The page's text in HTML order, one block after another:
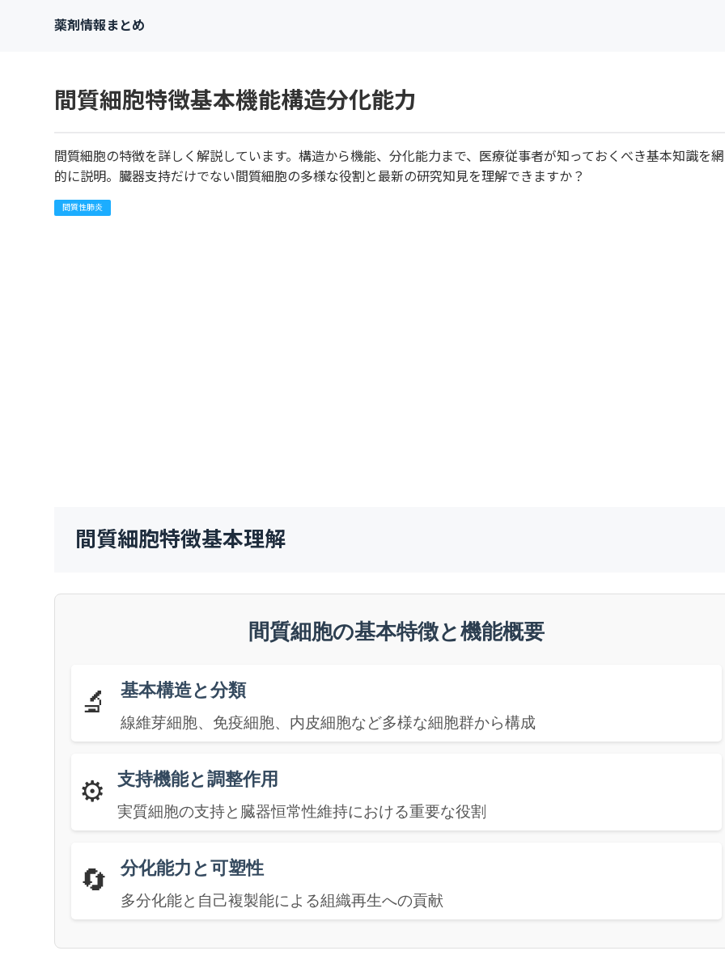
薬剤情報まとめ
間質細胞特徴基本機能構造分化能力
間質細胞の特徴を詳しく解説しています。構造から機能、分化能力まで、医療従事者が知っておくべき基本知識を
的に説明。臓器支持だけでない間質細胞の多様な役割と最新の研究知見を理解できますか？
間質性肺炎
間質細胞特徴基本理解
間質細胞の基本特徴と機能概要
🔬 基本構造と分類
線維芽細胞、免疫細胞、内皮細胞など多様な細胞群から構成
⚙️ 支持機能と調整作用
実質細胞の支持と臓器恒常性維持における重要な役割
🔄 分化能力と可塑性
多分化能と自己複製能による組織再生への貢献